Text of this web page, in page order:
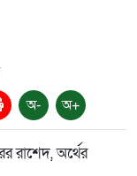
অ- অ+